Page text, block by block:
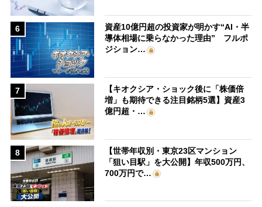
6
資産10億円超の投資家が明かす“AI・半
導体相場に乗らなかった理由” フルポ
ジション…
7
【キオクシア・ショック後に「株価倍
増」も期待できる注目銘柄5選】資産3
億円超・…
8
【世帯年収別・東京23区マンション
「狙い目駅」を大公開】年収500万円、
700万円で…